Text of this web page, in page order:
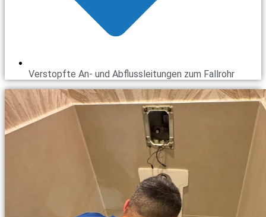
Verstopfte An- und Abflussleitungen zum Fallrohr